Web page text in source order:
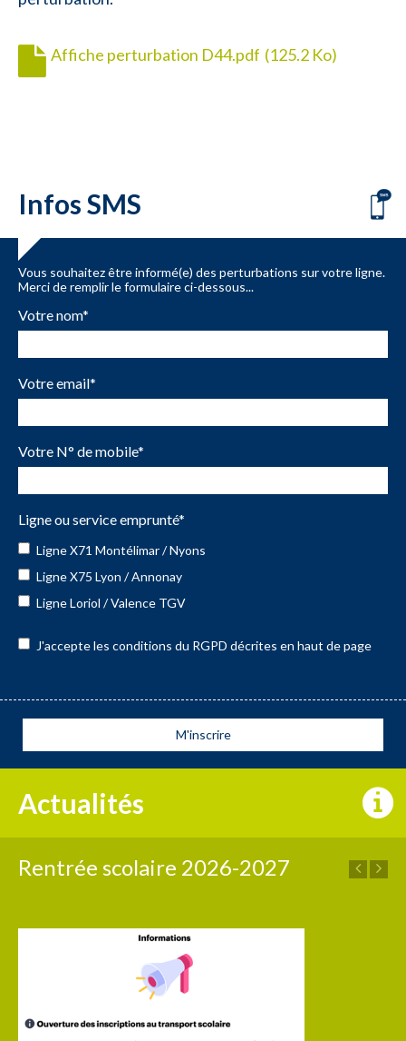
Affiche perturbation D44.pdf (125.2 Ko)
Infos SMS
Vous souhaitez être informé(e) des perturbations sur votre ligne.
Merci de remplir le formulaire ci-dessous...
Votre nom*
Votre email*
Votre N° de mobile*
Ligne ou service emprunté*
Ligne X71 Montélimar / Nyons
Ligne X75 Lyon / Annonay
Ligne Loriol / Valence TGV
J'accepte les conditions du RGPD décrites en haut de page
Actualités
Rentrée scolaire 2026-2027